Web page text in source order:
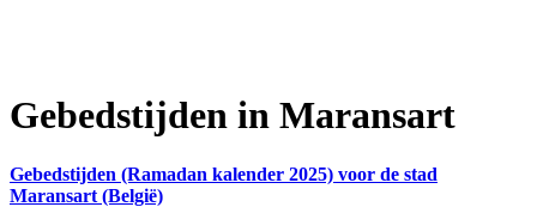
Gebedstijden in Maransart
Gebedstijden (Ramadan kalender 2025) voor de stad
Maransart (België)